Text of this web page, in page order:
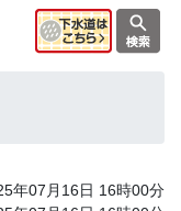
年07月16日 16時00分